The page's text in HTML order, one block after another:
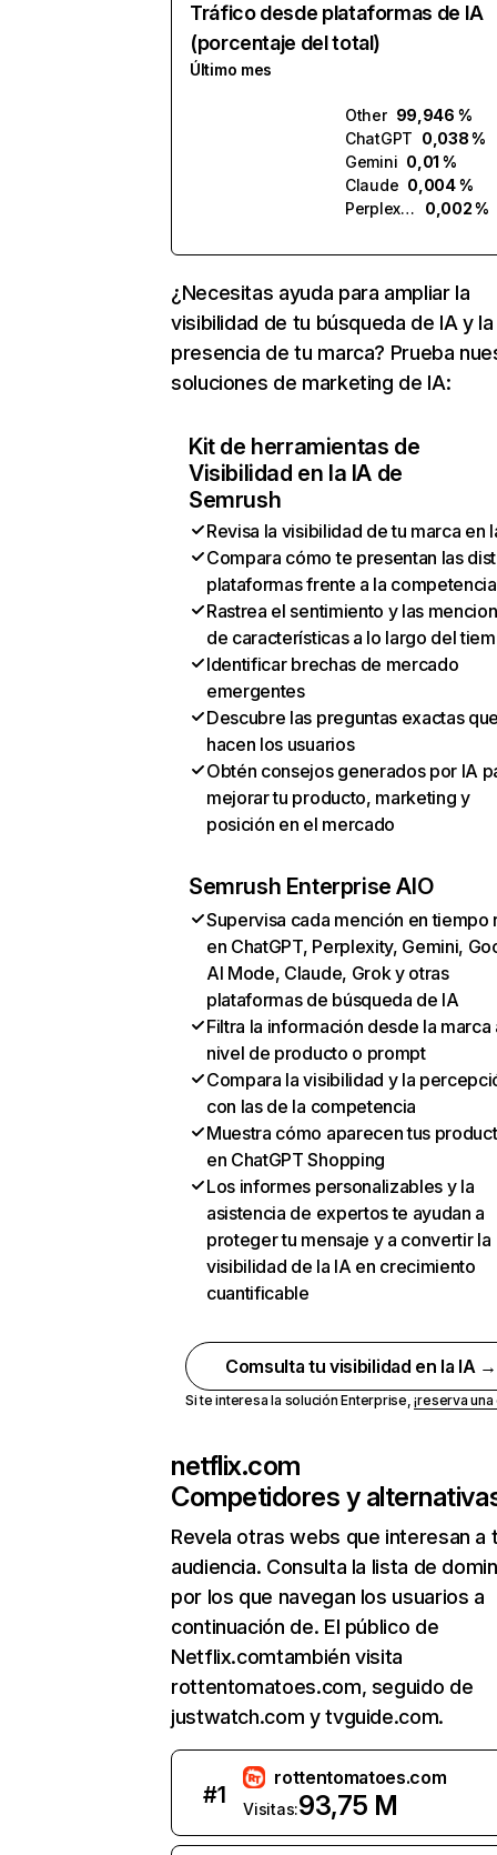
Tráfico desde plataformas de IA
(porcentaje del total)
Último mes
Other 99,946 %
ChatGPT 0,038 %
Gemini 0,01 %
Claude 0,004 %
Perplexity
0,002 %
¿Necesitas ayuda para ampliar la
visibilidad de tu búsqueda de IA y la
presencia de tu marca? Prueba
soluciones de marketing de IA:
Kit de herramientas de
Visibilidad en la IA de
Semrush
Revisa la visibilidad de tu marca en
Compara cómo te presentan las
plataformas frente a la competencia
Rastrea el sentimiento y las
de características a lo largo del
Identificar brechas de mercado
emergentes
Descubre las preguntas exactas
hacen los usuarios
Obtén consejos generados por IA
mejorar tu producto, marketing y
posición en el mercado
Semrush Enterprise AIO
Supervisa cada mención en tiempo
en ChatGPT, Perplexity, Gemini,
AI Mode, Claude, Grok y otras
plataformas de búsqueda de IA
Filtra la información desde la marca
nivel de producto o prompt
Compara la visibilidad y la
con las de la competencia
Muestra cómo aparecen tus
en ChatGPT Shopping
Los informes personalizables y la
asistencia de expertos te ayudan a
proteger tu mensaje y a convertir la
visibilidad de la IA en crecimiento
cuantificable
Comsulta tu visibilidad en la IA →
Si te interesa la solución Enterprise,¡reserva
netflix.com
Competidores y
Revela otras webs que interesan a
audiencia. Consulta la lista de
por los que navegan los usuarios a
continuación de. El público de
Netflix.comtambién visita
rottentomatoes.com, seguido de
justwatch.com y tvguide.com.
#1
rottentomatoes.com
Visitas:93,75 M